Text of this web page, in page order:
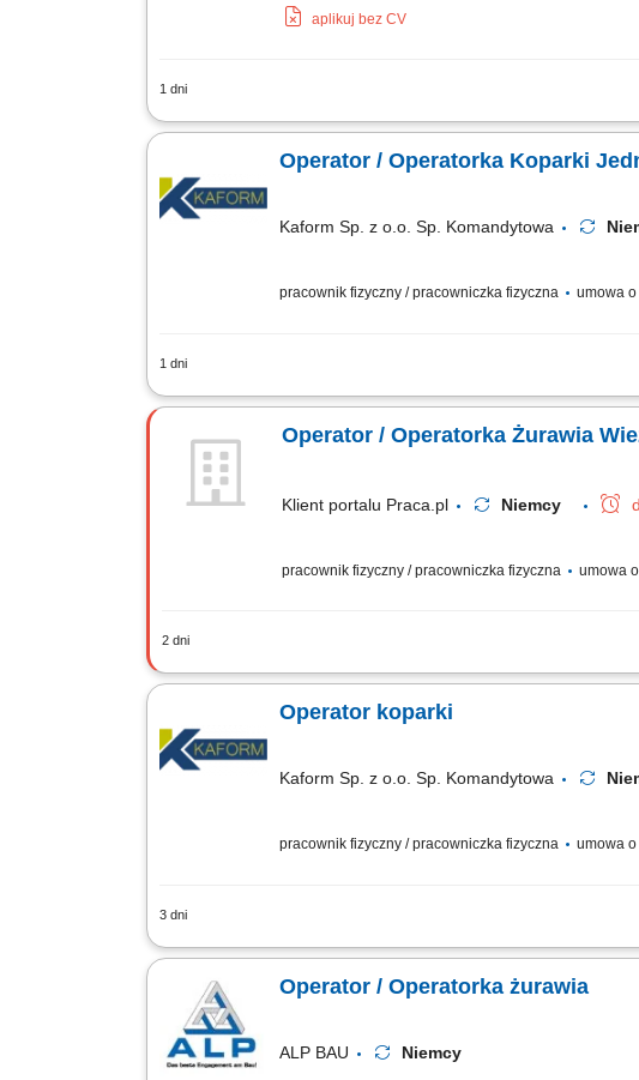
aplikuj bez CV
1 dni
Zakres obowiązków Do głównych zadań należeć
Operator / Operatorka Koparki
Kaform Sp. z o.o. Sp. Komandytowa
pracownik fizyczny / pracowniczka fizyczna umowa o
1 dni
Opis stanowiska: Obsługa koparki jednonaczyniowej
Operator / Operatorka Żurawia
Klient portalu Praca.pl Niemcy
pracownik fizyczny / pracowniczka fizyczna umowa
2 dni
Obsługa żurawia wieżowego podczas realizacji prac
Operator koparki
Kaform Sp. z o.o. Sp. Komandytowa
pracownik fizyczny / pracowniczka fizyczna umowa o
3 dni
Opis stanowiska: Praca na koparce
Operator / Operatorka żurawia
ALP BAU Niemcy